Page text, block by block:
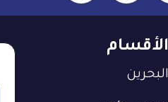
الأقسام
البحرين